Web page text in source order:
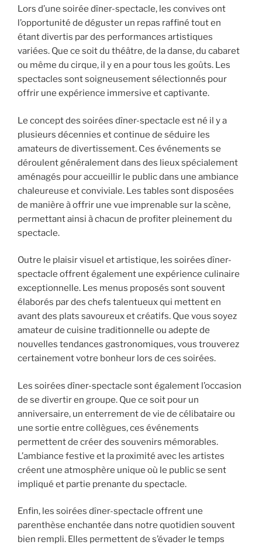
Lors d’une soirée dîner-spectacle, les convives ont
l’opportunité de déguster un repas raffiné tout en
étant divertis par des performances artistiques
variées. Que ce soit du théâtre, de la danse, du cabaret
ou même du cirque, il y en a pour tous les goûts. Les
spectacles sont soigneusement sélectionnés pour
offrir une expérience immersive et captivante.
Le concept des soirées dîner-spectacle est né il y a
plusieurs décennies et continue de séduire les
amateurs de divertissement. Ces événements se
déroulent généralement dans des lieux spécialement
aménagés pour accueillir le public dans une ambiance
chaleureuse et conviviale. Les tables sont disposées
de manière à offrir une vue imprenable sur la scène,
permettant ainsi à chacun de profiter pleinement du
spectacle.
Outre le plaisir visuel et artistique, les soirées dîner-
spectacle offrent également une expérience culinaire
exceptionnelle. Les menus proposés sont souvent
élaborés par des chefs talentueux qui mettent en
avant des plats savoureux et créatifs. Que vous soyez
amateur de cuisine traditionnelle ou adepte de
nouvelles tendances gastronomiques, vous trouverez
certainement votre bonheur lors de ces soirées.
Les soirées dîner-spectacle sont également l’occasion
de se divertir en groupe. Que ce soit pour un
anniversaire, un enterrement de vie de célibataire ou
une sortie entre collègues, ces événements
permettent de créer des souvenirs mémorables.
L’ambiance festive et la proximité avec les artistes
créent une atmosphère unique où le public se sent
impliqué et partie prenante du spectacle.
Enfin, les soirées dîner-spectacle offrent une
parenthèse enchantée dans notre quotidien souvent
bien rempli. Elles permettent de s’évader le temps